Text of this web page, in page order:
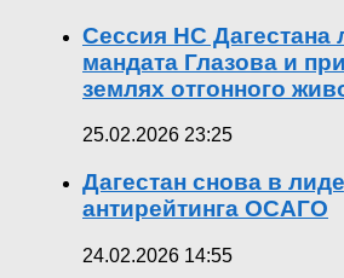
Сессия НС Дагестана
мандата Глазова и
землях отгонного
25.02.2026 23:25
Дагестан снова в
антирейтинга ОСАГО
24.02.2026 14:55